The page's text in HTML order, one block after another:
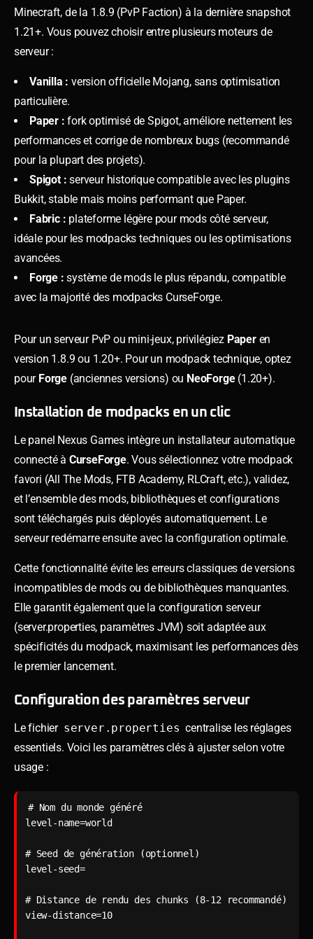
Minecraft, de la 1.8.9 (PvP Faction) à la dernière snapshot
1.21+. Vous pouvez choisir entre plusieurs moteurs de
serveur :
Vanilla : version officielle Mojang, sans optimisation
particulière.
Paper : fork optimisé de Spigot, améliore nettement les
performances et corrige de nombreux bugs (recommandé
pour la plupart des projets).
Spigot : serveur historique compatible avec les plugins
Bukkit, stable mais moins performant que Paper.
Fabric : plateforme légère pour mods côté serveur,
idéale pour les modpacks techniques ou les optimisations
avancées.
Forge : système de mods le plus répandu, compatible
avec la majorité des modpacks CurseForge.
Pour un serveur PvP ou mini-jeux, privilégiez Paperen
version 1.8.9 ou 1.20+. Pour un modpack technique, optez
pour Forge (anciennes versions) ou NeoForge(1.20+).
Installation de modpacks en un clic
Le panel Nexus Games intègre un installateur automatique
connecté à CurseForge. Vous sélectionnez votre modpack
favori (All The Mods, FTB Academy, RLCraft, etc.), validez,
et l’ensemble des mods, bibliothèques et configurations
sont téléchargés puis déployés automatiquement. Le
serveur redémarre ensuite avec la configuration optimale.
Cette fonctionnalité évite les erreurs classiques de versions
incompatibles de mods ou de bibliothèques manquantes.
Elle garantit également que la configuration serveur
(server.properties, paramètres JVM) soit adaptée aux
spécificités du modpack, maximisant les performances dès
le premier lancement.
Configuration des paramètres serveur
Le fichier server.properties centralise les réglages
essentiels. Voici les paramètres clés à ajuster selon votre
usage :
# Nom du monde généré
level-name=world
# Seed de génération (optionnel)
level-seed=
# Distance de rendu des chunks (8-12 recommandé)
view-distance=10